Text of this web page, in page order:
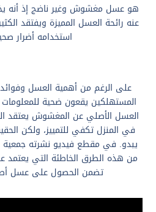
هو عسل مغشوش وغير ناضج إذ أنه
عنه رائحة العسل المميزة ويفتقد
استخدامه أضرار
على الرغم من أهمية العسل
المستهلكين يقعون ضحية
العسل الأصلي عن المغشوش يعتقد
في المنزل تكفي للتمييز، ولكن
يبدو. في مقطع فيديو نشرته جمعية
من هذه الطرق الخاطئة التي يعتمد
تضمن الحصول على عسل أصلي